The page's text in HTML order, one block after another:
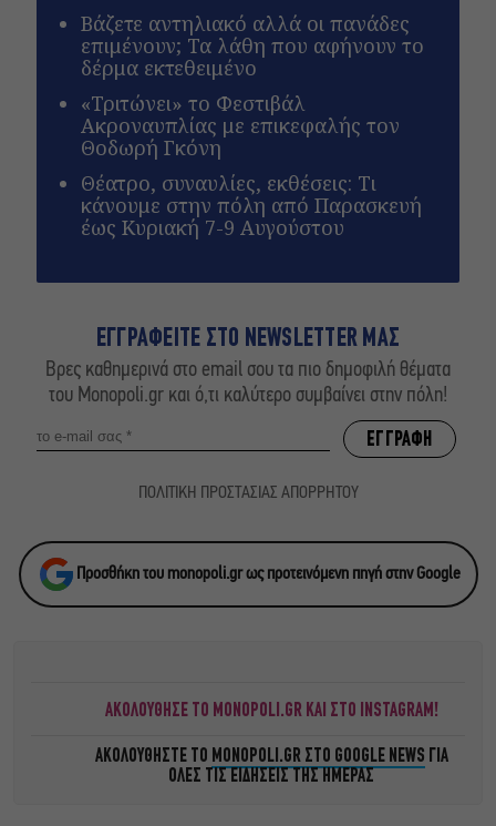
Βάζετε αντηλιακό αλλά οι πανάδες
επιμένουν; Τα λάθη που αφήνουν το
δέρμα εκτεθειμένο
«Τριτώνει» το Φεστιβάλ
Ακροναυπλίας με επικεφαλής τον
Θοδωρή Γκόνη
Θέατρο, συναυλίες, εκθέσεις: Τι
κάνουμε στην πόλη από Παρασκευή
έως Κυριακή 7-9 Αυγούστου
ΕΓΓΡΑΦΕΙΤΕ ΣΤΟ NEWSLETTER ΜΑΣ
Βρες καθημερινά στο email σου τα πιο δημοφιλή θέματα
του Monopoli.gr και ό,τι καλύτερο συμβαίνει στην πόλη!
ΠΟΛΙΤΙΚΗ ΠΡΟΣΤΑΣΙΑΣ ΑΠΟΡΡΗΤΟΥ
Προσθήκη του monopoli.gr ως προτεινόμενη πηγή στην Google
ΑΚΟΛΟΥΘΗΣΕ ΤΟ MONOPOLI.GR ΚΑΙ ΣΤΟ INSTAGRAM!
ΑΚΟΛΟΥΘΗΣΤΕ ΤΟ MONOPOLI.GR ΣΤΟ GOOGLE NEWS ΓΙΑ
ΟΛΕΣ ΤΙΣ ΕΙΔΗΣΕΙΣ ΤΗΣ ΗΜΕΡΑΣ